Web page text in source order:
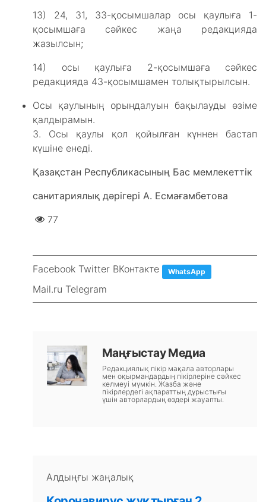
13) 24, 31, 33-қосымшалар осы қаулыға 1-
қосымшаға сәйкес жаңа редакцияда
жазылсын;
14) осы қаулыға 2-қосымшаға сәйкес
редакцияда 43-қосымшамен толықтырылсын.
Осы қаулының орындалуын бақылауды өзіме
қалдырамын.
3. Осы қаулы қол қойылған күннен бастап
күшіне енеді.
Қазақстан Республикасының Бас мемлекеттік
санитариялық дәрігері А. Есмағамбетова
77
Facebook Twitter ВКонтакте WhatsApp
Mail.ru Telegram
Маңғыстау Медиа
Редакциялық пікір мақала авторлары
мен оқырмандардың пікірлеріне сәйкес
келмеуі мүмкін. Жазба және
пікірлердегі ақпараттың дұрыстығы
үшін авторлардың өздері жауапты.
Алдыңғы жаңалық